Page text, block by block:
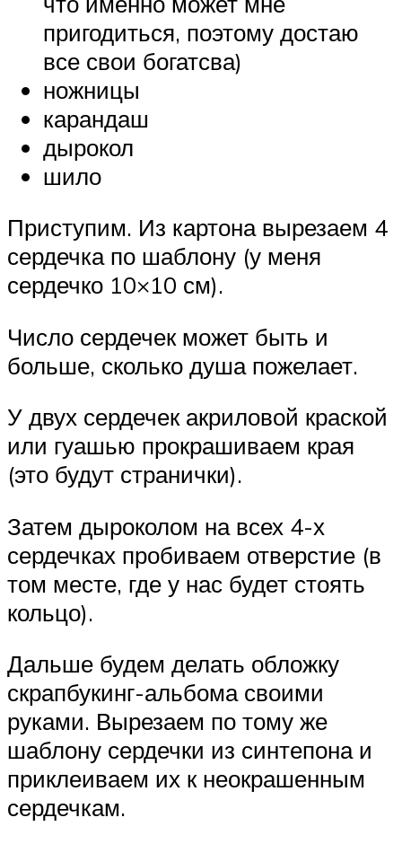
пригодиться, поэтому достаю
все свои богатсва)
ножницы
карандаш
дырокол
шило
Приступим. Из картона вырезаем 4
сердечка по шаблону (у меня
сердечко 10×10 см).
Число сердечек может быть и
больше, сколько душа пожелает.
У двух сердечек акриловой краской
или гуашью прокрашиваем края
(это будут странички).
Затем дыроколом на всех 4-х
сердечках пробиваем отверстие (в
том месте, где у нас будет стоять
кольцо).
Дальше будем делать обложку
скрапбукинг-альбома своими
руками. Вырезаем по тому же
шаблону сердечки из синтепона и
приклеиваем их к неокрашенным
сердечкам.